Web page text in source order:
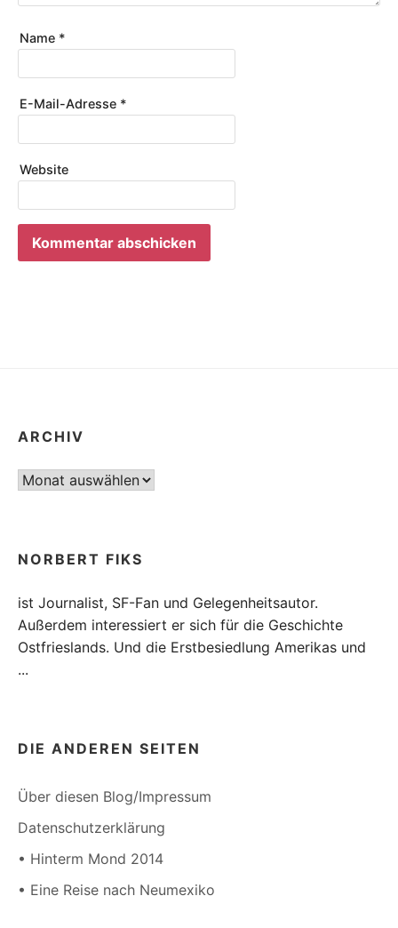
Name *
E-Mail-Adresse *
Website
ARCHIV
Archiv
NORBERT FIKS
ist Journalist, SF-Fan und Gelegenheitsautor.
Außerdem interessiert er sich für die Geschichte
Ostfrieslands. Und die Erstbesiedlung Amerikas und
...
DIE ANDEREN SEITEN
Über diesen Blog/Impressum
Datenschutzerklärung
• Hinterm Mond 2014
• Eine Reise nach Neumexiko